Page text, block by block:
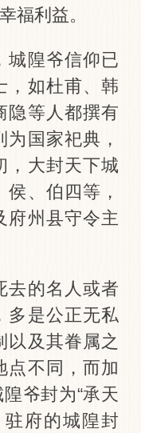
福利益。
城隍爷信仰已
，如杜甫、韩
隐等人都撰有
国家祀典，
，大封天下城
、伯四等，
府州县守令主
去的名人或者
多是公正无私
以及其眷属之
点不同，而加
爷封为“承天
府的城隍封